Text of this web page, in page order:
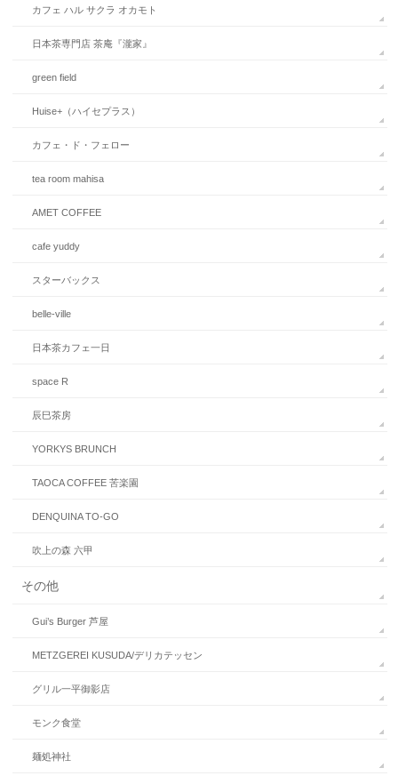
カフェ ハル サクラ オカモト
日本茶専門店 茶庵『瀧家』
green field
Huise+（ハイセプラス）
カフェ・ド・フェロー
tea room mahisa
AMET COFFEE
cafe yuddy
スターバックス
belle-ville
日本茶カフェ一日
space R
辰巳茶房
YORKYS BRUNCH
TAOCA COFFEE 苦楽園
DENQUINA TO-GO
吹上の森 六甲
その他
Gui’s Burger 芦屋
METZGEREI KUSUDA/デリカテッセン
グリル一平御影店
モンク食堂
麺処神社